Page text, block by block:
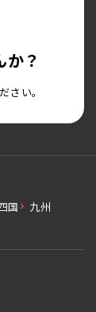
？
さい。
国
九州